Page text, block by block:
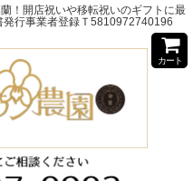
！開店祝いや移転祝いのギフトに最
行事業者登録Ｔ5810972740196
カート